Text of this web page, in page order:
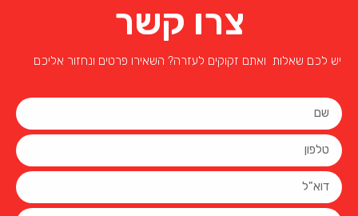
צרו קשר
יש לכם שאלות ואתם זקוקים לעזרה? השאירו פרטים ונחזור אליכם